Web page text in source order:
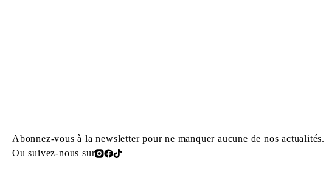
Abonnez-vous à la newsletter pour ne manquer aucune de nos actualités.
Ou suivez-nous sur